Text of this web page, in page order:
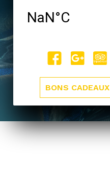
BONS CADEAUX